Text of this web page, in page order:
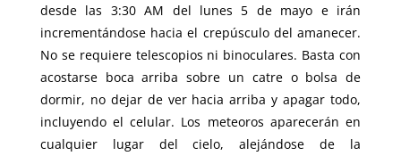
desde las 3:30 AM del lunes 5 de mayo e irán
incrementándose hacia el crepúsculo del amanecer.
No se requiere telescopios ni binoculares. Basta con
acostarse boca arriba sobre un catre o bolsa de
dormir, no dejar de ver hacia arriba y apagar todo,
incluyendo el celular. Los meteoros aparecerán en
cualquier lugar del cielo, alejándose de la